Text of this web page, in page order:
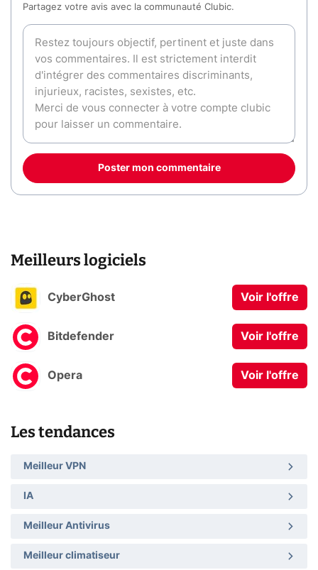
Partagez votre avis avec la communauté Clubic.
Poster mon commentaire
Meilleurs logiciels
CyberGhost Voir l'offre
Bitdefender Voir l'offre
Opera Voir l'offre
Les tendances
Meilleur VPN
IA
Meilleur Antivirus
Meilleur climatiseur